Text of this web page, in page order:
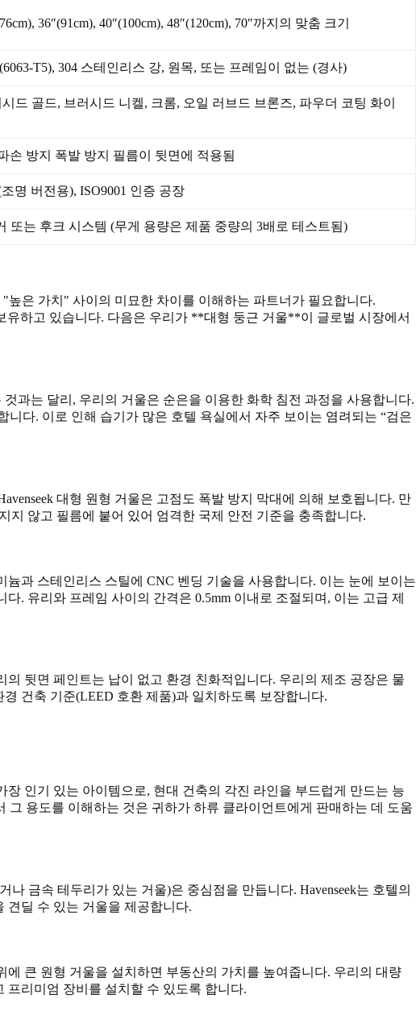
36″(91cm), 40″(100cm), 48″(120cm), 70″까지의 맞춤 크기
T5), 304 스테인리스 강, 원목, 또는 프레임이 없는 (경사)
드 골드, 브러시드 니켈, 크롬, 오일 러브드 브론즈, 파우더 코팅 화이
손 방지 폭발 방지 필름이 뒷면에 적용됨
명 버전용), ISO9001 인증 공장
또는 후크 시스템 (무게 용량은 제품 중량의 3배로 테스트됨)
은 가치" 사이의 미묘한 차이를 이해하는 파트너가 필요합니다.
유하고 있습니다. 다음은 우리가 **대형 둥근 거울**이 글로벌 시장에서
과는 달리, 우리의 거울은 순은을 이용한 화학 침전 과정을 사용합니다.
니다. 이로 인해 습기가 많은 호텔 욕실에서 자주 보이는 염려되는 “검은
대형 원형 거울은 고점도 폭발 방지 막대에 의해 보호됩니다. 만
지 않고 필름에 붙어 있어 엄격한 국제 안전 기준을 충족합니다.
과 스테인리스 스틸에 CNC 벤딩 기술을 사용합니다. 이는 눈에 보이는
. 유리와 프레임 사이의 간격은 0.5mm 이내로 조절되며, 이는 고급 제
뒷면 페인트는 납이 없고 환경 친화적입니다. 우리의 제조 공장은 물
건축 기준(LEED 호환 제품)과 일치하도록 보장합니다.
인기 있는 아이템으로, 현대 건축의 각진 라인을 부드럽게 만드는 능
그 용도를 이해하는 것은 귀하가 하류 클라이언트에게 판매하는 데 도움
금속 테두리가 있는 거울)은 중심점을 만듭니다. Havenseek는 호텔의
견딜 수 있는 거울을 제공합니다.
큰 원형 거울을 설치하면 부동산의 가치를 높여줍니다. 우리의 대량
프리미엄 장비를 설치할 수 있도록 합니다.